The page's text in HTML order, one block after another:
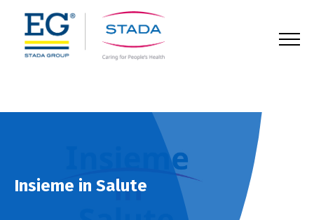
Insieme in Salute